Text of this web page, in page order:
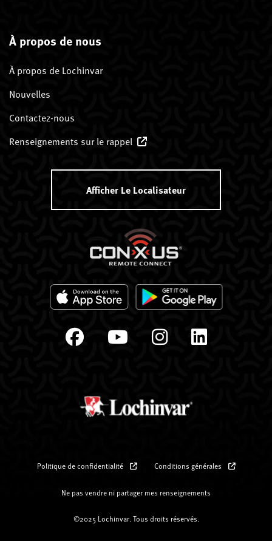
À propos de nous
À propos de Lochinvar
Nouvelles
Contactez-nous
Renseignements sur le rappel
Afficher Le Localisateur
Politique de confidentialité Conditions générales
Ne pas vendre ni partager mes renseignements
©2025 Lochinvar. Tous droits réservés.